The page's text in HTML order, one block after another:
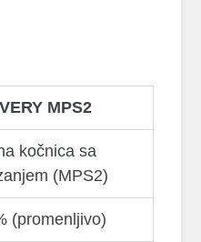
MPS2
kočnica sa
(MPS2)
(promenljivo)